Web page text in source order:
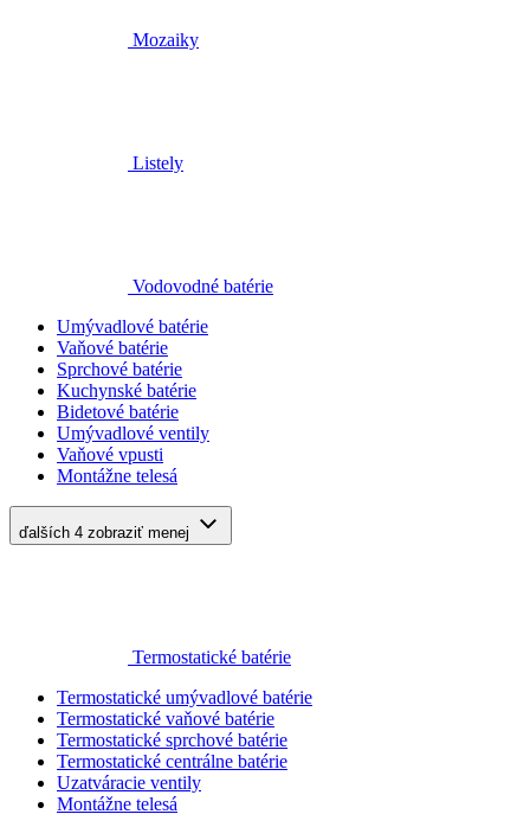
Mozaiky
Listely
Vodovodné batérie
Umývadlové batérie
Vaňové batérie
Sprchové batérie
Kuchynské batérie
Bidetové batérie
Umývadlové ventily
Vaňové vpusti
Montážne telesá
ďalších 4 zobraziť menej
Termostatické batérie
Termostatické umývadlové batérie
Termostatické vaňové batérie
Termostatické sprchové batérie
Termostatické centrálne batérie
Uzatváracie ventily
Montážne telesá